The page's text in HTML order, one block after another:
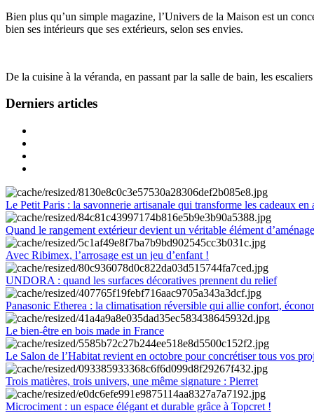
Bien plus qu’un simple magazine, l’Univers de la Maison est un
bien ses intérieurs que ses extérieurs, selon ses envies.
De la cuisine à la véranda, en passant par la salle de bain, les
Derniers articles
Le Petit Paris : la savonnerie artisanale qui transforme les cadeaux en
Quand le rangement extérieur devient un véritable élément
Avec Ribimex, l’arrosage est un jeu d’enfant !
UNDORA : quand les surfaces décoratives prennent du relief
Panasonic Etherea : la climatisation réversible qui allie confort,
Le bien-être en bois made in France
Le Salon de l’Habitat revient en octobre pour concrétiser tous vos
Trois matières, trois univers, une même signature : Pierret
Microciment : un espace élégant et durable grâce à Topcret !